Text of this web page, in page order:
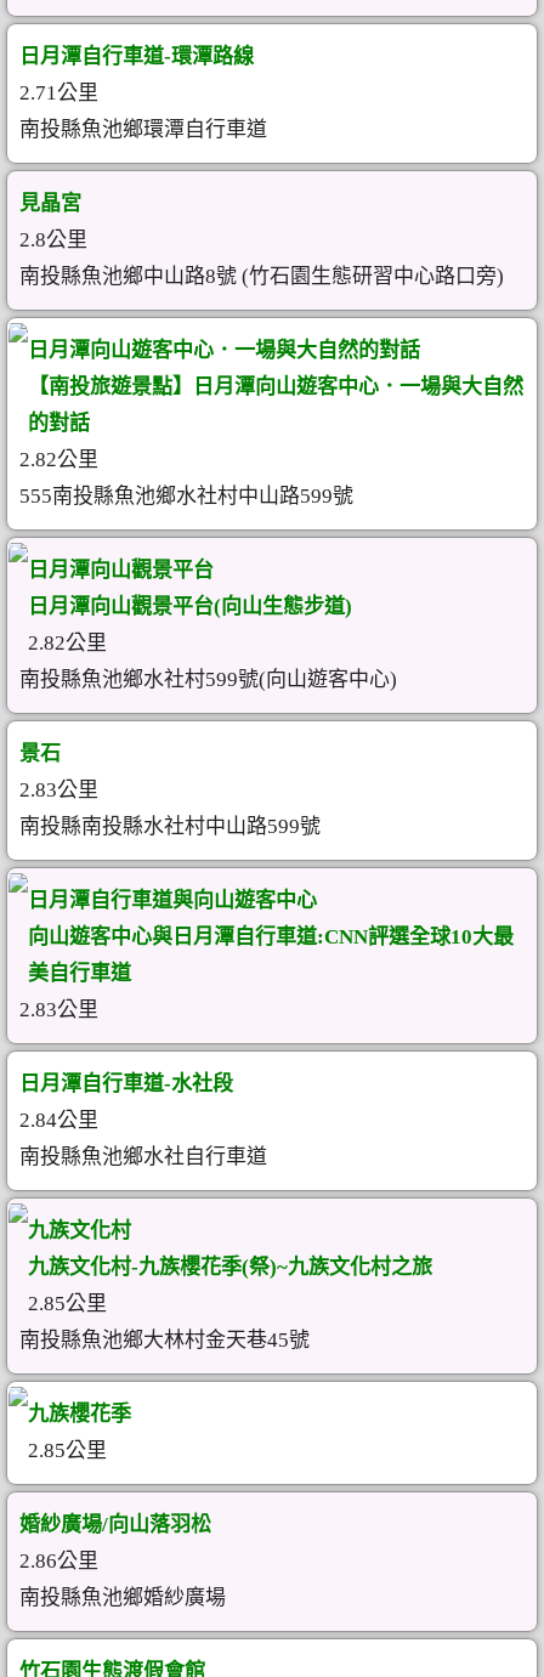
日月潭自行車道-環潭路線
2.71公里
南投縣魚池鄉環潭自行車道
見晶宮
2.8公里
南投縣魚池鄉中山路8號 (竹石園生態研習中心路口旁)
日月潭向山遊客中心．一場與大自然的對話
【南投旅遊景點】日月潭向山遊客中心．一場與大自然
的對話
2.82公里
555南投縣魚池鄉水社村中山路599號
日月潭向山觀景平台
日月潭向山觀景平台(向山生態步道)
2.82公里
南投縣魚池鄉水社村599號(向山遊客中心)
景石
2.83公里
南投縣南投縣水社村中山路599號
日月潭自行車道與向山遊客中心
向山遊客中心與日月潭自行車道:CNN評選全球10大最
美自行車道
2.83公里
日月潭自行車道-水社段
2.84公里
南投縣魚池鄉水社自行車道
九族文化村
九族文化村-九族櫻花季(祭)~九族文化村之旅
2.85公里
南投縣魚池鄉大林村金天巷45號
九族櫻花季
2.85公里
婚紗廣場/向山落羽松
2.86公里
南投縣魚池鄉婚紗廣場
竹石園生態渡假會館